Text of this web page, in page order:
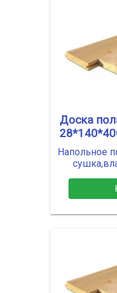
Доска
Напольное